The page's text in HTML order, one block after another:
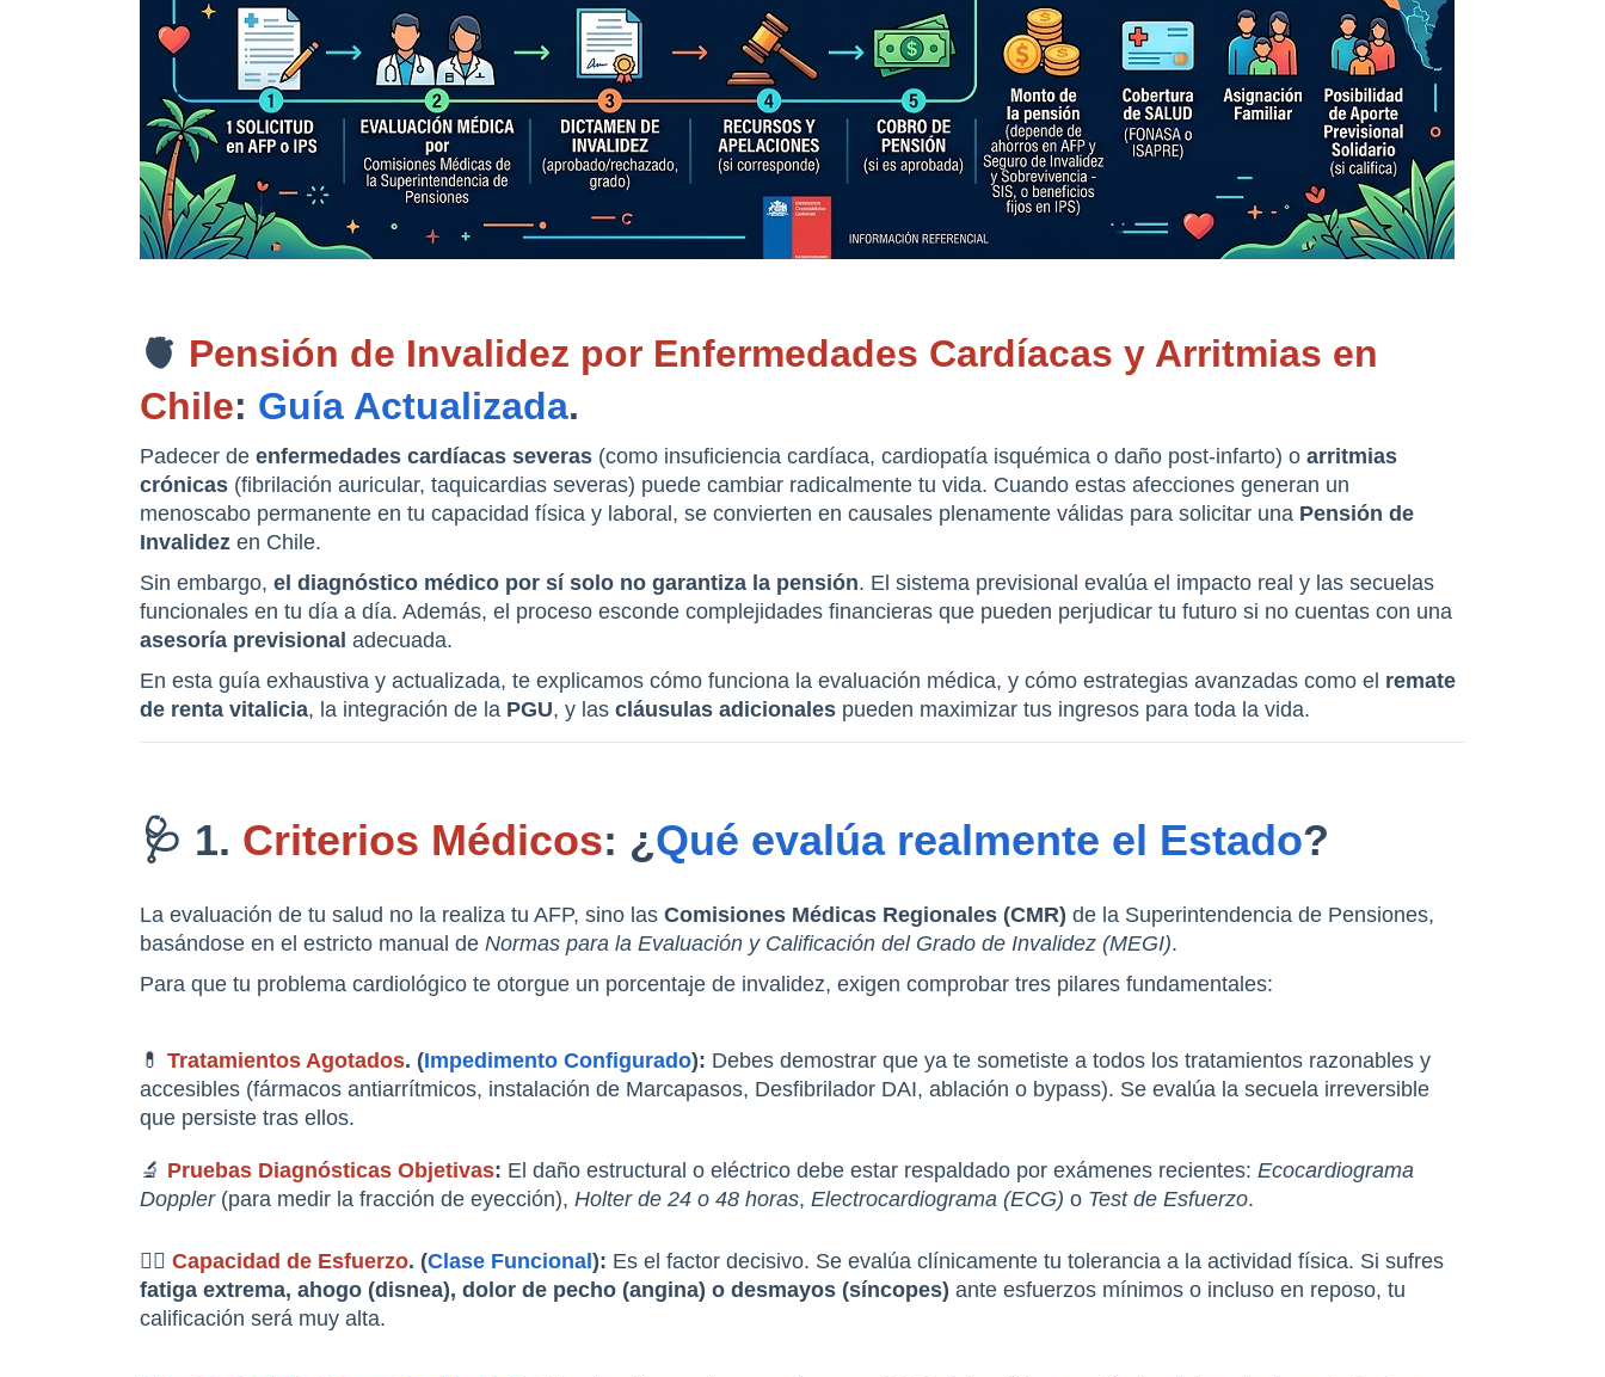
🫀 Pensión de Invalidez por Enfermedades Cardíacas y Arritmias en
Chile: Guía Actualizada.
Padecer de enfermedades cardíacas severas (como insuficiencia cardíaca, cardiopatía isquémica o daño post-infarto) o arritmias
crónicas (fibrilación auricular, taquicardias severas) puede cambiar radicalmente tu vida. Cuando estas afecciones generan un
menoscabo permanente en tu capacidad física y laboral, se convierten en causales plenamente válidas para solicitar una Pensión de
Invalidez en Chile.
Sin embargo, el diagnóstico médico por sí solo no garantiza la pensión. El sistema previsional evalúa el impacto real y las secuelas
asesoría previsional adecuada.
En esta guía exhaustiva y actualizada, te explicamos cómo funciona la evaluación médica, y cómo estrategias avanzadas como el remate
de renta vitalicia, la integración de la PGU, y las cláusulas adicionales pueden maximizar tus ingresos para toda la vida.
🩺 1. Criterios Médicos: ¿Qué evalúa realmente el Estado?
La evaluación de tu salud no la realiza tu AFP, sino las Comisiones Médicas Regionales (CMR) de la Superintendencia de Pensiones,
basándose en el estricto manual de Normas para la Evaluación y Calificación del Grado de Invalidez (MEGI).
Para que tu problema cardiológico te otorgue un porcentaje de invalidez, exigen comprobar tres pilares fundamentales:
💊 Tratamientos Agotados. (Impedimento Configurado): Debes demostrar que ya te sometiste a todos los tratamientos razonables y
accesibles (fármacos antiarrítmicos, instalación de Marcapasos, Desfibrilador DAI, ablación o bypass). Se evalúa la secuela irreversible
que persiste tras ellos.
🔬 Pruebas Diagnósticas Objetivas: El daño estructural o eléctrico debe estar respaldado por exámenes recientes: Ecocardiograma
Doppler (para medir la fracción de eyección), Holter de 24 o 48 horas, Electrocardiograma (ECG) o Test de Esfuerzo.
🏃‍♂️ Capacidad de Esfuerzo. (Clase Funcional ):
fatiga extrema, ahogo (disnea), dolor de pecho (angina) o desmayos (síncopes) ante esfuerzos mínimos o incluso en reposo, tu
calificación será muy alta.